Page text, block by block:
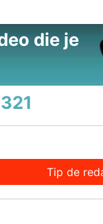
die je
Tip de